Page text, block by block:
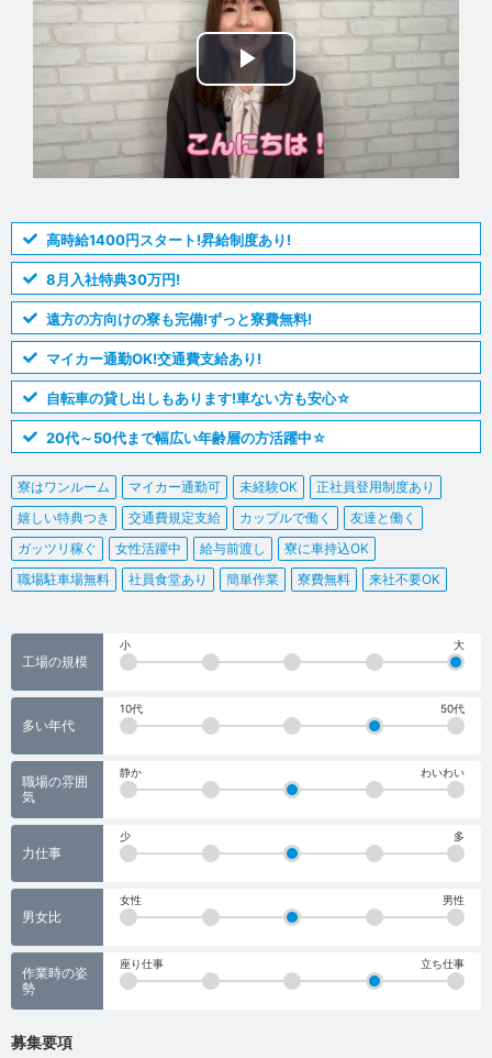
高時給1400円スタート!昇給制度あり!
8月入社特典30万円!
遠方の方向けの寮も完備!ずっと寮費無料!
マイカー通勤OK!交通費支給あり!
自転車の貸し出しもあります!車ない方も安心☆
20代～50代まで幅広い年齢層の方活躍中☆
寮はワンルーム マイカー通勤可 未経験OK
正社員登用制度あり
嬉しい特典つき
交通費規定支給 カップルで働く
友達と働く
ガッツリ稼ぐ
女性活躍中 給与前渡し
寮に車持込OK
職場駐車場無料
社員食堂あり 簡単作業 寮費無料 来社不要OK
工場の規模
小 大
多い年代
10代 50代
職場の雰囲
気
静か わいわい
力仕事
少 多
男女比
女性 男性
作業時の姿
勢
座り仕事 立ち仕事
募集要項